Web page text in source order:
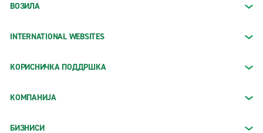
ВОЗИЛА
INTERNATIONAL WEBSITES
КОРИСНИЧКА ПОДДРШКА
КОМПАНИЈА
БИЗНИСИ